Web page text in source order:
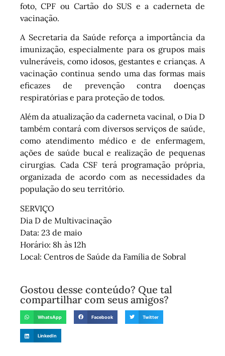
foto, CPF ou Cartão do SUS e a caderneta de
vacinação.
A Secretaria da Saúde reforça a importância da
imunização, especialmente para os grupos mais
vulneráveis, como idosos, gestantes e crianças. A
vacinação continua sendo uma das formas mais
eficazes de prevenção contra doenças
respiratórias e para proteção de todos.
Além da atualização da caderneta vacinal, o Dia D
também contará com diversos serviços de saúde,
como atendimento médico e de enfermagem,
ações de saúde bucal e realização de pequenas
cirurgias. Cada CSF terá programação própria,
organizada de acordo com as necessidades da
população do seu território.
SERVIÇO
Dia D de Multivacinação
Data: 23 de maio
Horário: 8h às 12h
Local: Centros de Saúde da Família de Sobral
Gostou desse conteúdo? Que tal
compartilhar com seus amigos?
WhatsApp Facebook Twitter
LinkedIn